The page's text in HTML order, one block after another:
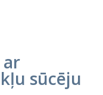
sūcēju